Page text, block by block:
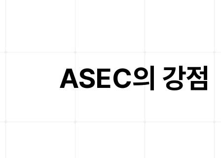
ASEC의 강점